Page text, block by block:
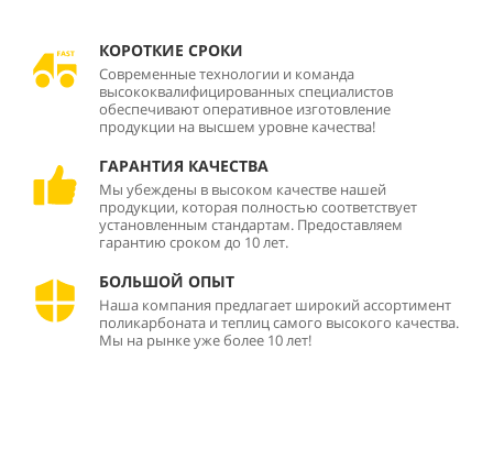
КОРОТКИЕ СРОКИ
Современные технологии и команда
высококвалифицированных специалистов
обеспечивают оперативное изготовление
продукции на высшем уровне качества!
ГАРАНТИЯ КАЧЕСТВА
Мы убеждены в высоком качестве нашей
продукции, которая полностью соответствует
установленным стандартам. Предоставляем
гарантию сроком до 10 лет.
БОЛЬШОЙ ОПЫТ
Наша компания предлагает широкий ассортимент
поликарбоната и теплиц самого высокого качества.
Мы на рынке уже более 10 лет!